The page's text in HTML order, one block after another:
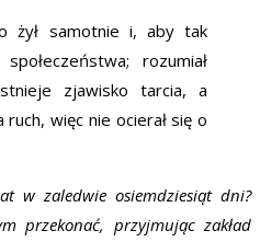
żył samotnie i, aby tak
rozumiał
zjawisko tarcia, a
więc nie ocierał się o
w zaledwie osiemdziesiąt dni?
przekonać, przyjmując zakład